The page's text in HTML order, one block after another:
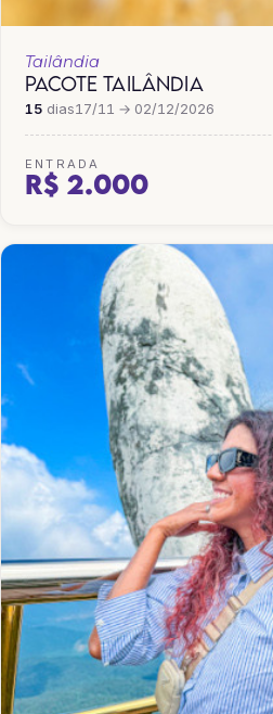
Tailândia
PACOTE TAILÂNDIA
15 dias17/11 → 02/12/2026
ENTRADA
R$ 2.000